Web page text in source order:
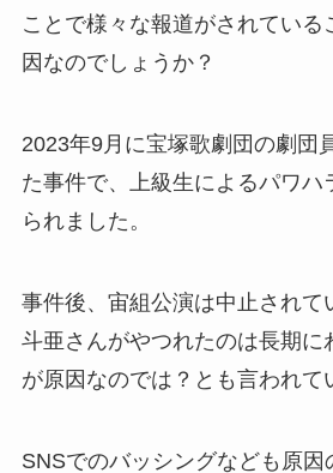
ことで様々な報道がされている
因なのでしょうか？
2023年9月に宝塚歌劇団の劇団
た事件で、上級生によるパワハ
られました。
事件後、宙組公演は中止されて
斗亜さんがやつれたのは長期に
が原因なのでは？とも言われて
SNSでのバッシングなども原因